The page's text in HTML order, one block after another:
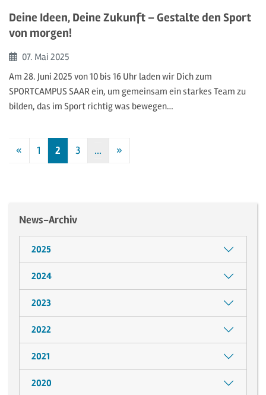
Deine Ideen, Deine Zukunft – Gestalte den Sport
von morgen!
Beginn:
07. Mai 2025
Am 28. Juni 2025 von 10 bis 16 Uhr laden wir Dich zum
SPORTCAMPUS SAAR ein, um gemeinsam ein starkes Team zu
bilden, das im Sport richtig was bewegen…
«Vorherige
1 2 3 … »Nächste
News-Archiv
2025
2024
2023
2022
2021
2020